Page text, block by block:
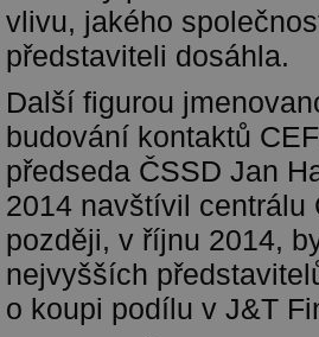
vlivu, jakého
představiteli dosáhla.
Další figurou
budování kontaktů
předseda ČSSD Jan
2014 navštívil centrálu
později, v říjnu 2014,
nejvyšších
o koupi podílu v J&T